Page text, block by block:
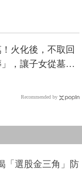
火化後，不取回
，讓子女從墓地
Recommended by
「選股金三角」防